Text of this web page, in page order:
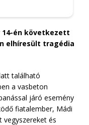
14-én következett
elhíresült tragédia
található
a vasbeton
járó esemény
fiatalember, Mádi
vegyszereket és